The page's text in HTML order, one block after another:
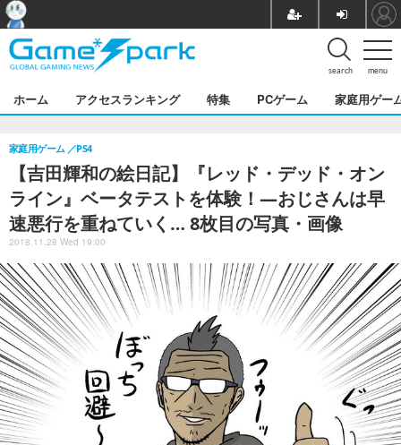
menu
search
ホーム アクセスランキング 特集 PCゲーム 家庭用ゲー
【吉田輝和の絵日記】『レッド・デッド・オン
ライン』ベータテストを体験！―おじさんは早
速悪行を重ねていく… 8枚目の写真・画像
家庭用ゲーム PS4
2018.11.28 Wed 19:00